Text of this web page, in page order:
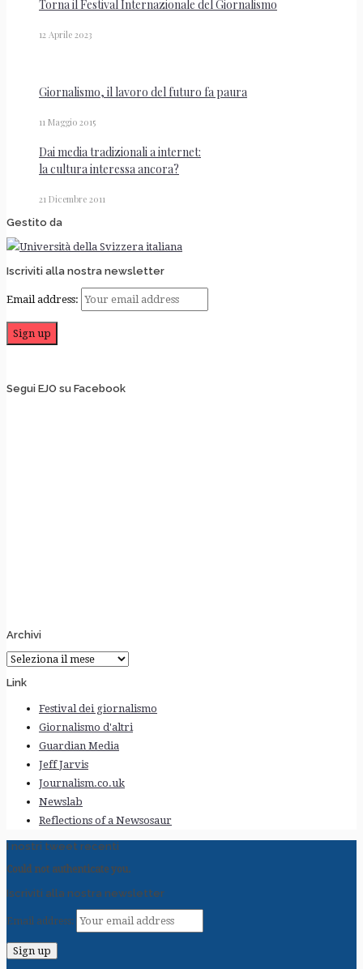
Torna il Festival Internazionale del Giornalismo
12 Aprile 2023
Giornalismo, il lavoro del futuro fa paura
11 Maggio 2015
Dai media tradizionali a internet:
la cultura interessa ancora?
21 Dicembre 2011
Gestito da
Iscriviti alla nostra newsletter
Email address:
Segui EJO su Facebook
Archivi
Archivi
Link
Festival dei giornalismo
Giornalismo d'altri
Guardian Media
Jeff Jarvis
Journalism.co.uk
Newslab
Reflections of a Newsosaur
I nostri tweet recenti
Could not authenticate you.
Iscriviti alla nostra newsletter
Email address: